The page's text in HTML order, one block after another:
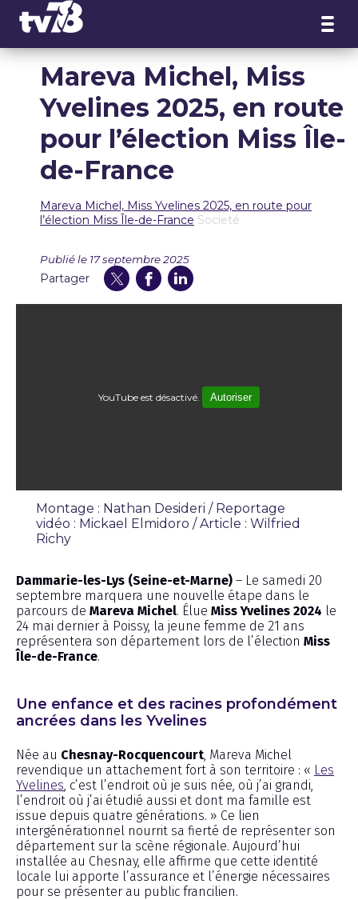
Mareva Michel, Miss
Yvelines 2025, en route
pour l’élection Miss Île-
de-France
Mareva Michel, Miss Yvelines 2025, en route pour
l’élection Miss Île-de-France Societé
Publié le 17 septembre 2025
Partager
YouTube est désactivé. Autoriser
Montage : Nathan Desideri / Reportage
vidéo : Mickael Elmidoro / Article : Wilfried
Richy
Dammarie-les-Lys (Seine-et-Marne) – Le samedi 20
septembre marquera une nouvelle étape dans le
parcours de Mareva Michel. Élue Miss Yvelines 2024 le
24 mai dernier à Poissy, la jeune femme de 21 ans
représentera son département lors de l’élection Miss
Île-de-France.
Une enfance et des racines profondément
ancrées dans les Yvelines
Née au Chesnay-Rocquencourt , Mareva Michel
revendique un attachement fort à son territoire : « Les
Yvelines , c’est l’endroit où je suis née, où j’ai grandi,
l’endroit où j’ai étudié aussi et dont ma famille est
issue depuis quatre générations. » Ce lien
intergénérationnel nourrit sa fierté de représenter son
département sur la scène régionale. Aujourd’hui
installée au Chesnay, elle affirme que cette identité
locale lui apporte l’assurance et l’énergie nécessaires
pour se présenter au public francilien.
Panneau de gestion des cookies